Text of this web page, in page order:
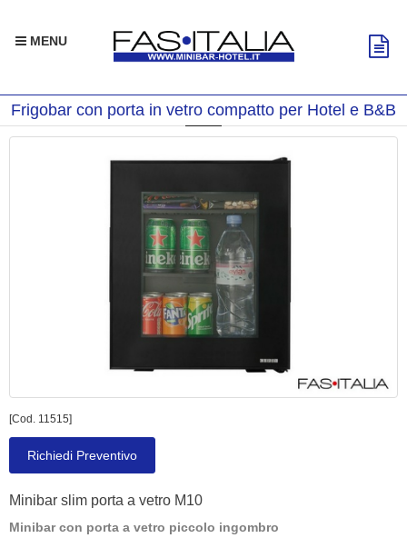
MENU
Frigobar con porta in vetro compatto per Hotel e B&B
[Cod. 11515]
Richiedi Preventivo
Minibar slim porta a vetro M10
Minibar con porta a vetro piccolo ingombro